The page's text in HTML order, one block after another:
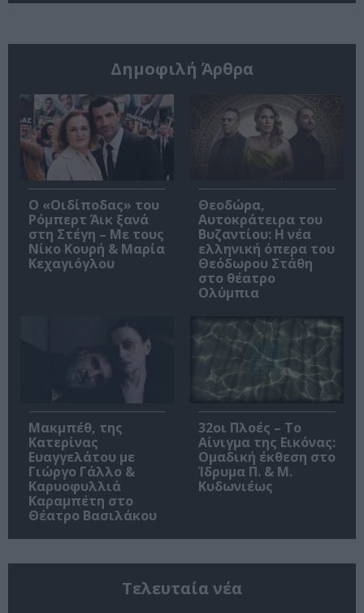
Δημοφιλή Άρθρα
O «Οιδίποδας» του
Ρόμπερτ Άικ ξανά
στη Στέγη – Με τους
Νίκο Κουρή & Μαρία
Κεχαγιόγλου
Θεοδώρα,
Αυτοκράτειρα του
Βυζαντίου: Η νέα
ελληνική όπερα του
Θεόδωρου Στάθη
στο θέατρο
Ολύμπια
Μακμπέθ, της
Κατερίνας
Ευαγγελάτου με
Γιώργο Γάλλο &
Καρυοφυλλιά
Καραμπέτη στο
Θέατρο Βασιλάκου
32οι Πλοές – Το
Αίνιγμα της Εικόνας:
Ομαδική έκθεση στο
Ίδρυμα Π. & Μ.
Κυδωνιέως
Τελευταία νέα